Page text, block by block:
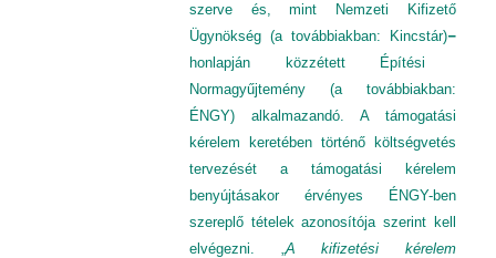
szerve és, mint Nemzeti Kifizető
Ügynökség (a továbbiakban: Kincstár)–
honlapján közzétett Építési
Normagyűjtemény (a továbbiakban:
ÉNGY) alkalmazandó. A támogatási
kérelem keretében történő költségvetés
tervezését a támogatási kérelem
benyújtásakor érvényes ÉNGY-ben
szereplő tételek azonosítója szerint kell
elvégezni. „A kifizetési kérelem